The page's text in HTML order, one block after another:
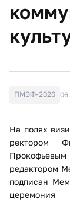
ПМЭФ-2026 06
На полях
ректором
редактором
подписан